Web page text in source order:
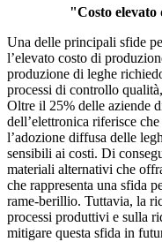
"Costo elevato
Una delle principali sfide
l’elevato costo di
produzione di leghe
processi di controllo
Oltre il 25% delle aziende
dell’elettronica riferisce
l’adozione diffusa delle
sensibili ai costi. Di
materiali alternativi che
che rappresenta una sfida
rame-berillio. Tuttavia, la
processi produttivi e sulla
mitigare questa sfida in